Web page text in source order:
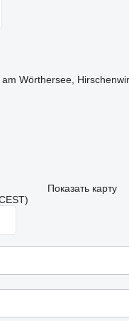
Wörthersee,
Показать карту